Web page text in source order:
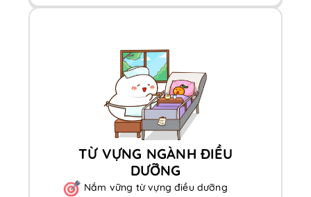
TỪ VỰNG NGÀNH ĐIỀU
DƯỠNG
Nắm vững từ vựng điều dưỡng